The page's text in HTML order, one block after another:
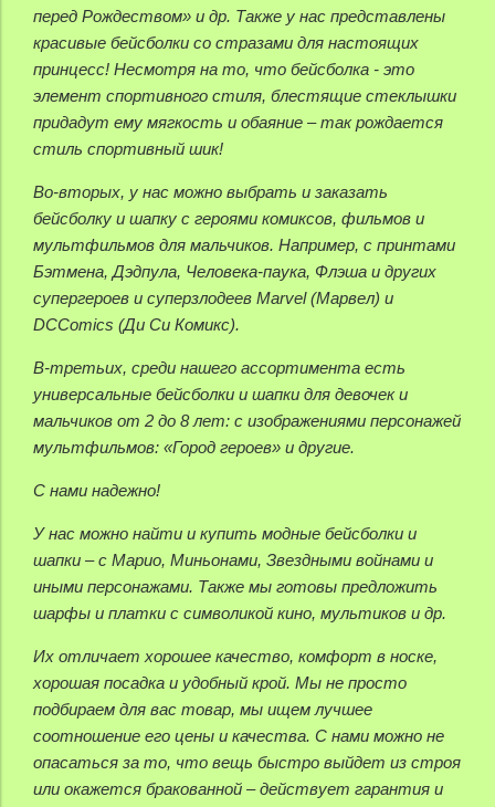
перед Рождеством» и др. Также у нас представлены
красивые бейсболки со стразами для настоящих
принцесс! Несмотря на то, что бейсболка - это
элемент спортивного стиля, блестящие стеклышки
придадут ему мягкость и обаяние – так рождается
стиль спортивный шик!
Во-вторых, у нас можно выбрать и заказать
бейсболку и шапку с героями комиксов, фильмов и
мультфильмов для мальчиков. Например, с принтами
Бэтмена, Дэдпула, Человека-паука, Флэша и других
супергероев и суперзлодеев Marvel (Марвел) и
DCComics (Ди Си Комикс).
В-третьих, среди нашего ассортимента есть
универсальные бейсболки и шапки для девочек и
мальчиков от 2 до 8 лет: с изображениями персонажей
мультфильмов: «Город героев» и другие.
С нами надежно!
У нас можно найти и купить модные бейсболки и
шапки – с Марио, Миньонами, Звездными войнами и
иными персонажами. Также мы готовы предложить
шарфы и платки с символикой кино, мультиков и др.
Их отличает хорошее качество, комфорт в носке,
хорошая посадка и удобный крой. Мы не просто
подбираем для вас товар, мы ищем лучшее
соотношение его цены и качества. С нами можно не
опасаться за то, что вещь быстро выйдет из строя
или окажется бракованной – действует гарантия и